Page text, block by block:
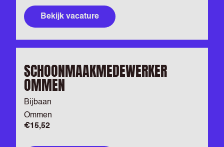
Bekijk vacature
SCHOONMAAKMEDEWERKER
OMMEN
Bijbaan
Ommen
€15,52